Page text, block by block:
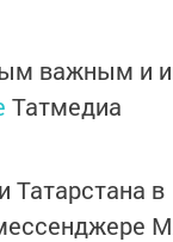
важным и
Татмедиа
Татарстана в